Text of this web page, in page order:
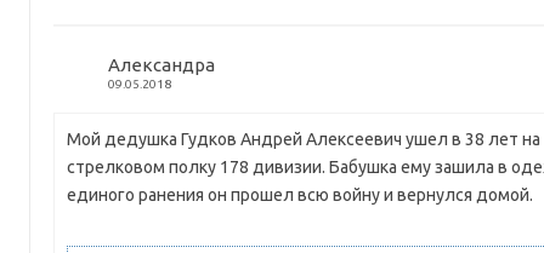
Александра
09.05.2018
Мой дедушка Гудков Андрей Алексеевич ушел в 38 лет на
стрелковом полку 178 дивизии. Бабушка ему зашила в
единого ранения он прошел всю войну и вернулся домой.